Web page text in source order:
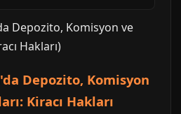
Depozito, Komisyon
Kiracı Hakları